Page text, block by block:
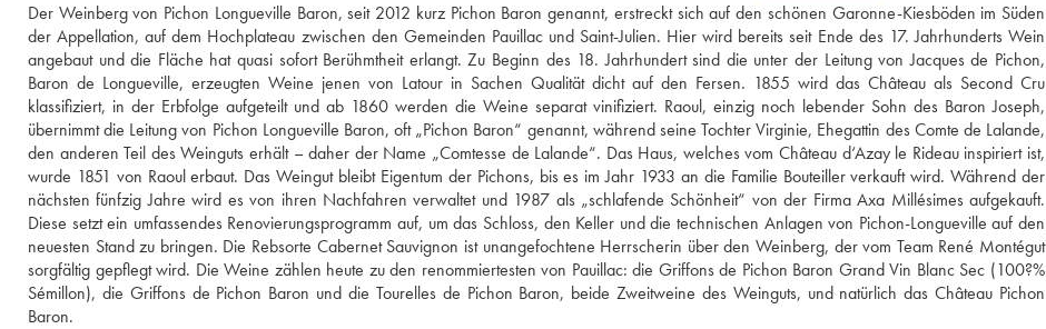
Der Weinberg von Pichon Longueville Baron, seit 2012 kurz Pichon Baron genannt, erstreckt sich auf den schönen Garonne-Kiesböden im Süden
der Appellation, auf dem Hochplateau zwischen den Gemeinden Pauillac und Saint-Julien. Hier wird bereits seit Ende des 17. Jahrhunderts Wein
angebaut und die Fläche hat quasi sofort Berühmtheit erlangt. Zu Beginn des 18. Jahrhundert sind die unter der Leitung von Jacques de Pichon,
Baron de Longueville, erzeugten Weine jenen von Latour in Sachen Qualität dicht auf den Fersen. 1855 wird das Château als Second Cru
klassifiziert, in der Erbfolge aufgeteilt und ab 1860 werden die Weine separat vinifiziert. Raoul, einzig noch lebender Sohn des Baron Joseph,
übernimmt die Leitung von Pichon Longueville Baron, oft „Pichon Baron“ genannt, während seine Tochter Virginie, Ehegattin des Comte de Lalande,
den anderen Teil des Weinguts erhält – daher der Name „Comtesse de Lalande“. Das Haus, welches vom Château d‘Azay le Rideau inspiriert ist,
wurde 1851 von Raoul erbaut. Das Weingut bleibt Eigentum der Pichons, bis es im Jahr 1933 an die Familie Bouteiller verkauft wird. Während der
nächsten fünfzig Jahre wird es von ihren Nachfahren verwaltet und 1987 als „schlafende Schönheit“ von der Firma Axa Millésimes aufgekauft.
Diese setzt ein umfassendes Renovierungsprogramm auf, um das Schloss, den Keller und die technischen Anlagen von Pichon-Longueville auf den
neuesten Stand zu bringen. Die Rebsorte Cabernet Sauvignon ist unangefochtene Herrscherin über den Weinberg, der vom Team René Montégut
sorgfältig gepflegt wird. Die Weine zählen heute zu den renommiertesten von Pauillac: die Griffons de Pichon Baron Grand Vin Blanc Sec (100?%
Sémillon), die Griffons de Pichon Baron und die Tourelles de Pichon Baron, beide Zweitweine des Weinguts, und natürlich das Château Pichon
Baron.